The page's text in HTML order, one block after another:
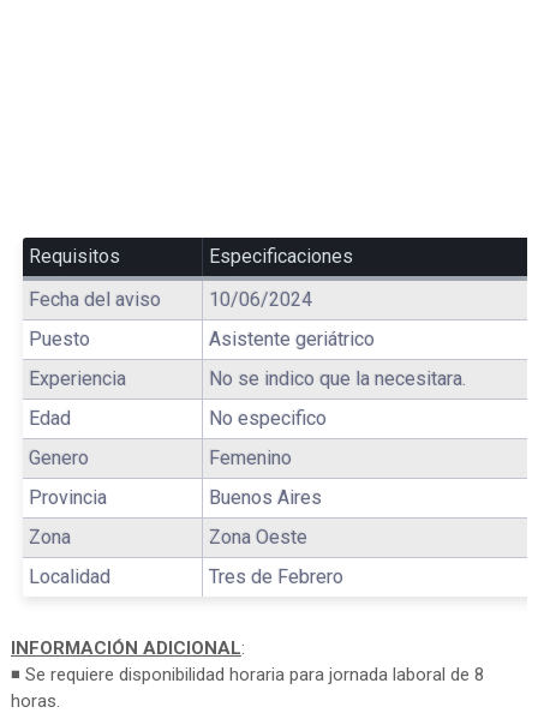
Requisitos
Especificaciones
Fecha del aviso
10/06/2024
Puesto
Asistente geriátrico
Experiencia
No se indico que la necesitara.
Edad
No especifico
Genero
Femenino
Provincia
Buenos Aires
Zona
Zona Oeste
Localidad
Tres de Febrero
INFORMACIÓN ADICIONAL:
◾ Se requiere disponibilidad horaria para jornada laboral de 8
horas.